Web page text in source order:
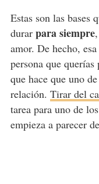
Estas son las bases
durar para siempre
amor. De hecho,
persona que
que hace que uno
relación. Tirar del
tarea para uno de
empieza a parecer